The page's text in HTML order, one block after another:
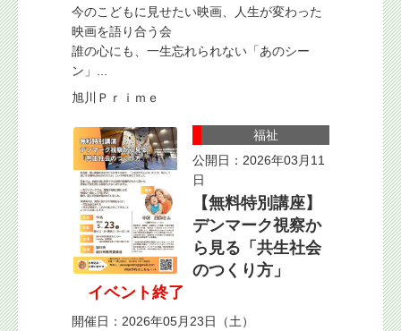
今のこどもに見せたい映画、人生が変わった
映画を語り合う会
誰の心にも、一生忘れられない「あのシー
ン」...
旭川Ｐｒｉｍｅ
福祉
公開日：2026年03月11
日
【無料特別講座】
デンマーク視察か
ら見る「共生社会
のつくり方」
イベント終了
開催日：2026年05月23日（土）